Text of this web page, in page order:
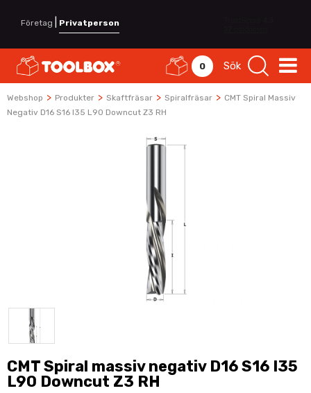
Företag Privatperson
0 Sök
Webshop > Produkter > Skaftfräsar > Spiralfräsar > CMT Spiral Massiv
Negativ D16 S16 I35 L90 Downcut Z3 RH
CMT Spiral massiv negativ D16 S16 I35
L90 Downcut Z3 RH